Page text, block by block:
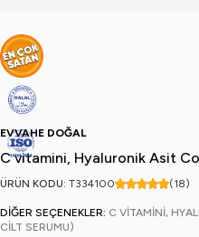
EVVAHE DOĞAL
C vitamini, Hyaluronik Asit
ÜRÜN KODU: T334100 (18)
DIĞER SEÇENEKLER: C VITAMINI,
CILT SERUMU)